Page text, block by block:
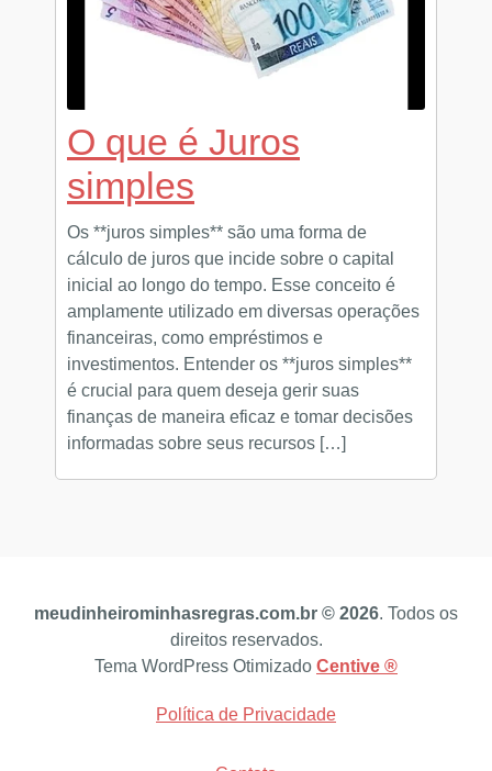
O que é Juros
simples
Os **juros simples** são uma forma de
cálculo de juros que incide sobre o capital
inicial ao longo do tempo. Esse conceito é
amplamente utilizado em diversas operações
financeiras, como empréstimos e
investimentos. Entender os **juros simples**
é crucial para quem deseja gerir suas
finanças de maneira eficaz e tomar decisões
informadas sobre seus recursos […]
meudinheirominhasregras.com.br © 2026. Todos os
direitos reservados.
Tema WordPress Otimizado Centive ®
Política de Privacidade